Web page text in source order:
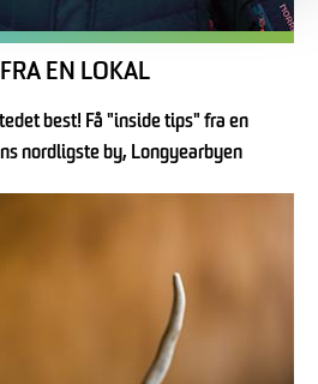
FRA EN LOKAL
best! Få "inside tips" fra en
nordligste by, Longyearbyen